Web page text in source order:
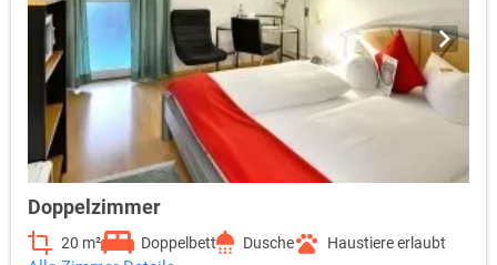
Doppelzimmer
20 m² Doppelbett Dusche Haustiere erlaubt